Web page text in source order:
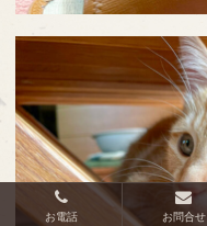
お電話 お問合せ